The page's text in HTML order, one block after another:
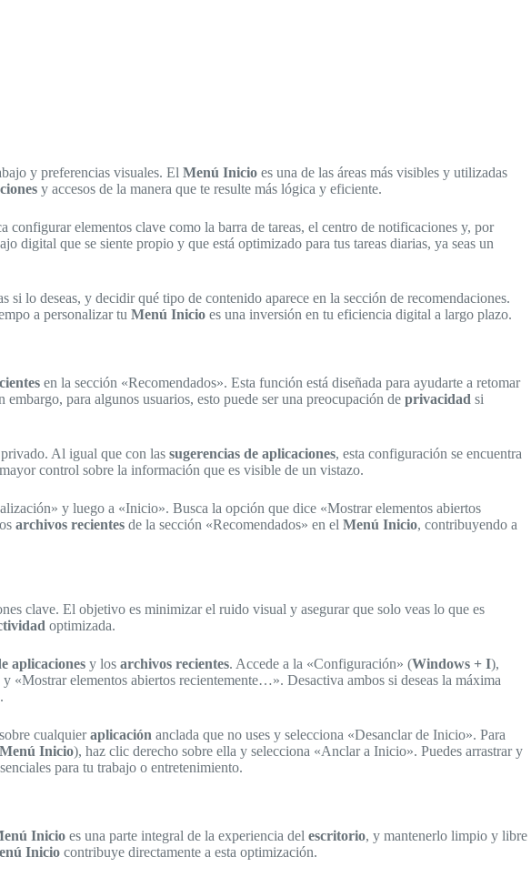
y preferencias visuales. El Menú Inicio es una de las áreas más visibles y utilizadas
y accesos de la manera que te resulte más lógica y eficiente.
elementos clave como la barra de tareas, el centro de notificaciones y, por
digital que se siente propio y que está optimizado para tus tareas diarias, ya seas un
si lo deseas, y decidir qué tipo de contenido aparece en la sección de recomendaciones.
a personalizar tu Menú Inicio es una inversión en tu eficiencia digital a largo plazo.
en la sección «Recomendados». Esta función está diseñada para ayudarte a retomar
embargo, para algunos usuarios, esto puede ser una preocupación de privacidad si
Al igual que con las sugerencias de aplicaciones, esta configuración se encuentra
control sobre la información que es visible de un vistazo.
y luego a «Inicio». Busca la opción que dice «Mostrar elementos abiertos
archivos recientes de la sección «Recomendados» en el Menú Inicio, contribuyendo a
clave. El objetivo es minimizar el ruido visual y asegurar que solo veas lo que es
optimizada.
aplicaciones y los archivos recientes. Accede a la «Configuración» (Windows + I),
elementos abiertos recientemente…». Desactiva ambos si deseas la máxima
cualquieraplicación anclada que no uses y selecciona «Desanclar de Inicio». Para
Menú Inicio), haz clic derecho sobre ella y selecciona «Anclar a Inicio». Puedes arrastrar y
para tu trabajo o entretenimiento.
Inicio es una parte integral de la experiencia del escritorio, y mantenerlo limpio y libre
Inicio contribuye directamente a esta optimización.